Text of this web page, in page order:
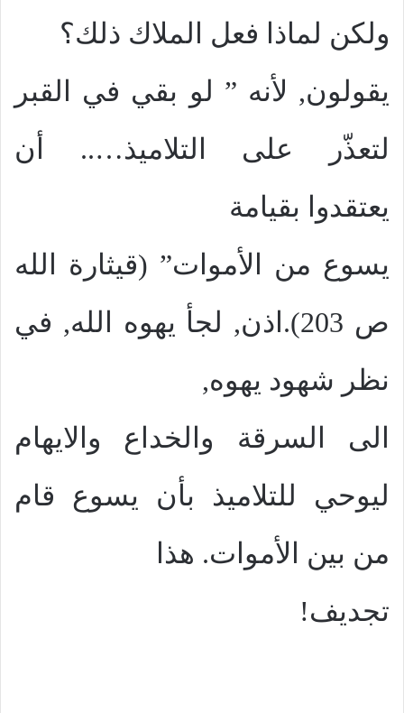
ولكن لماذا فعل الملاك ذلك؟
يقولون, لأنه ” لو بقي في القبر
لتعذّر على التلاميذ….. أن
يعتقدوا بقيامة
يسوع من الأموات” (قيثارة الله
ص 203).اذن, لجأ يهوه الله, في
نظر شهود يهوه,
الى السرقة والخداع والايهام
ليوحي للتلاميذ بأن يسوع قام
من بين الأموات. هذا
تجديف!